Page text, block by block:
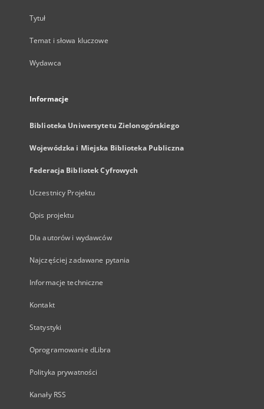
Tytuł
Temat i słowa kluczowe
Wydawca
Informacje
Biblioteka Uniwersytetu Zielonogórskiego
Wojewódzka i Miejska Biblioteka Publiczna
Federacja Bibliotek Cyfrowych
Uczestnicy Projektu
Opis projektu
Dla autorów i wydawców
Najczęściej zadawane pytania
Informacje techniczne
Kontakt
Statystyki
Oprogramowanie dLibra
Polityka prywatności
Kanały RSS